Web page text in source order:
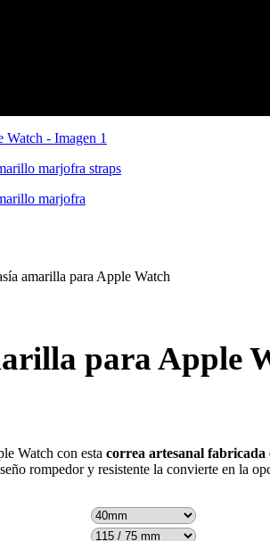
amarilla para Apple Watch
para Apple
Watch con esta correa artesanal
rompedor y resistente la convierte en la